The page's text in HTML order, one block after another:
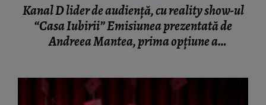
Kanal D lider de audiență, cu reality show-ul
“Casa Iubirii” Emisiunea prezentată de
Andreea Mantea, prima opţiune a